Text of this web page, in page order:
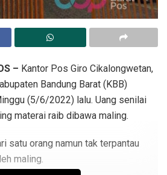
– Kantor Pos Giro Cikalongwetan,
Bandung Barat (KBB)
(5/6/2022) lalu. Uang senilai
materai raib dibawa maling.
satu orang namun tak terpantau
maling.